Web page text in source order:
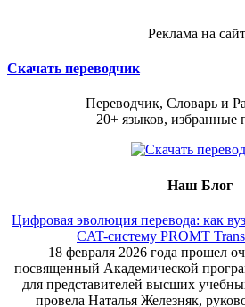
Реклама на
Скачать переводчик
Переводчик, Словарь и
20+ языков, избранные
Наш Блог
Цифровая эволюция перевода: как
CAT-систему PROMT
18 февраля 2026 года прошел
посвященный Академической
для представителей высших
провела Наталья Железняк,